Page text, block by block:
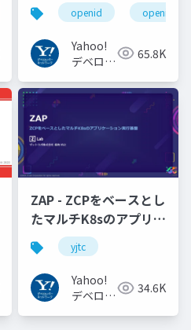
JAPANの取り組み
#openid
#openid_tokyo
openid
Yahoo!
デベロッ
トワーク
65.8K
ZAP - ZCPをベースとし
たマルチK8sのアプリケ
ーション実行基盤
#YJTC / YJTC21 B-3
yjtc
Yahoo!
デベロッ
34.6K